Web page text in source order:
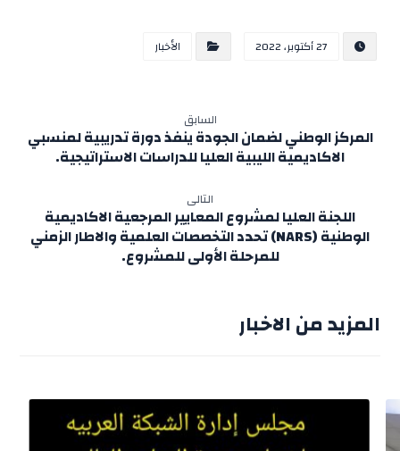
27 أكتوبر، 2022 الأخبار
السابق
المركز الوطني لضمان الجودة ينفذ دورة تدريبية لمنسبي
الاكاديمية الليبية العليا للدراسات الاستراتيجية.
التالى
اللجنة العليا لمشروع المعايير المرجعية الاكاديمية
الوطنية (NARS) تحدد التخصصات العلمية والاطار الزمني
للمرحلة الأولى للمشروع.
المزيد من الاخبار